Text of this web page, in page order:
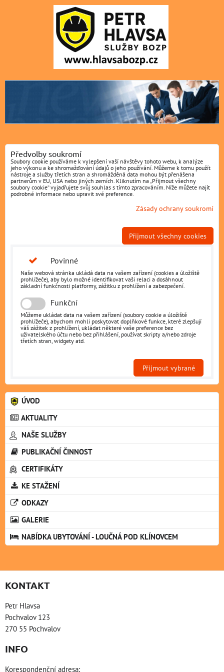
Předvolby soukromí
Soubory cookie používáme k vylepšení vaší návštěvy tohoto webu, k analýze
jeho výkonu a ke shromažďování údajů o jeho používání. Můžeme k tomu použít
nástroje a služby třetích stran a shromážděná data mohou být přenášena
partnerům v EU, USA nebo jiných zemích. Kliknutím na „Přijmout všechny
soubory cookie“ vyjadřujete svůj souhlas s tímto zpracováním. Níže můžete najít
podrobné informace nebo upravit své preference.
Zásady ochrany soukromí
Přijmout všechny cookies
Povinné
Naše webová stránka ukládá data na vašem zařízení (cookies a úložiště
prohlížeče), aby bylo možné identifikovat vaši relaci a dosáhnout
základní funkčnosti platformy, zážitku z prohlížení a zabezpečení.
Funkční
Můžeme ukládat data na vašem zařízení (soubory cookie a úložiště
prohlížeče), abychom mohli poskytovat doplňkové funkce, které zlepšují
váš zážitek z prohlížení, ukládat některé vaše preference bez
uživatelského účtu nebo bez přihlášení, používat skripty a/nebo zdroje
třetích stran, widgety atd.
Přijmout vybrané
ÚVOD
AKTUALITY
NAŠE SLUŽBY
PUBLIKAČNÍ ČINNOST
CERTIFIKÁTY
KE STAŽENÍ
ODKAZY
GALERIE
NABÍDKA UBYTOVÁNÍ - LOUČNÁ POD KLÍNOVCEM
KONTAKT
Petr Hlavsa
Pochvalov 123
270 55 Pochvalov
INFO
Korespondenční adresa: